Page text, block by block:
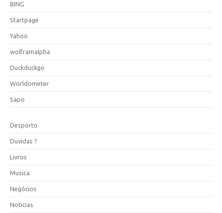
BING
Startpage
Yahoo
wolframalpha
Duckduckgo
Worldometer
Sapo
Desporto
Duvidas ?
Livros
Musica
Negócios
Noticias